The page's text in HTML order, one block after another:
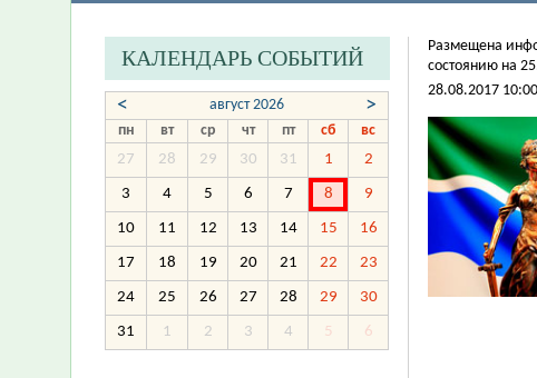
Размещена
состоянию на
28.08.2017 10:00
КАЛЕНДАРЬ СОБЫТИЙ
< август 2026 >
пн вт ср чт пт сб
вс
27
28 29 30 31 1 2
3 4 5 6 7 8 9
10 11 12 13 14 15 16
17 18 19 20 21 22 23
24 25 26 27 28 29 30
31 1 2 3 4 5 6